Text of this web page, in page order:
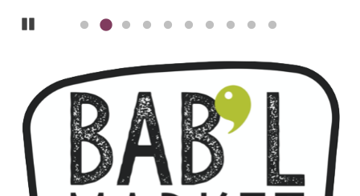
ILLUSTRATIE